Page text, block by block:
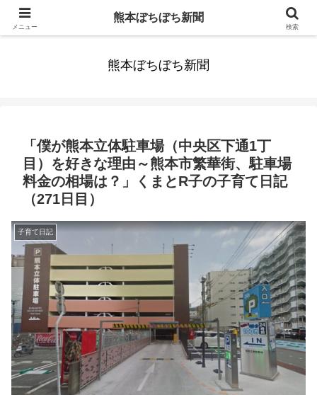
みんなまだ気づかずすごしていたんだわ。ずっといっしょに歩いてゆけるっ
熊本ぼちぼち新聞
「僕が熊本立体駐車場（中央区下通1丁
目）を好きな理由～熊本市繁華街、駐車場
料金の相場は？」くまとR子の子育て日記
（271日目）
子育て日記
メニュー
熊本ぼちぼち新聞
検索